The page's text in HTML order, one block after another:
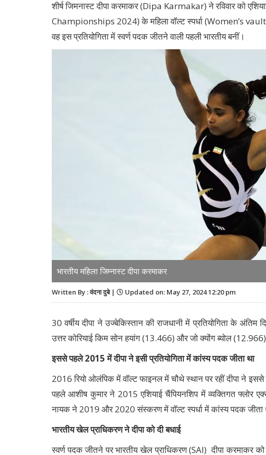
शीर्ष जिमनास्ट दीपा करमाकर (Dipa Karmakar) ने रविवार को
Championships 2024) के महिला वॉल्ट स्पर्धा (Women’s
वह इस प्रतियोगिता में स्वर्ण पदक जीतने वाली पहली भारतीय बनीं।
भारतीय महिला जिम्नास्ट दीपा करमाकर
Written By : वंदना दुबे | Updated on: May 27, 2024 12:20 pm
30 वर्षीय दीपा ने उज्बेकिस्तान की राजधानी में प्रतियोगिता के
उत्तर कोरियाई किम सोन हयांग (13.466) और जो क्योंग ब्योल
इससे पहले 2015 में दीपा ने इसी प्रतियोगिता में कांस्य पदक जीता था
2016 रियो ओलंपिक में वॉल्ट फाइनल में चौथे स्थान पर रहीं दीपा ने
पहले आशीष कुमार ने 2015 एशियाई चैंपियनशिप में व्यक्तिगत फ्लोर
नायक ने 2019 और 2020 संस्करण में वॉल्ट स्पर्धा में कांस्य पदक जीता
भारतीय खेल प्राधिकरण ने दीपा को दी बधाई
स्वर्ण पदक जीतने पर भारतीय खेल प्राधिकरण (SAI) दीपा करमाकर को